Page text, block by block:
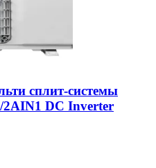
сплит-системы
DC Inverter